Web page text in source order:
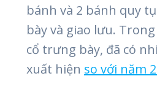
bánh và 2 bánh quy
bày và giao lưu.
cổ trưng bày, đã có
xuất hiện so với năm